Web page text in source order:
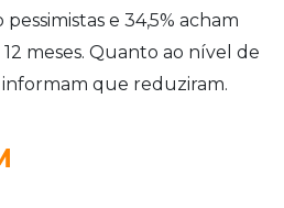
pessimistas e 34,5% acham
meses. Quanto ao nível de
que reduziram.